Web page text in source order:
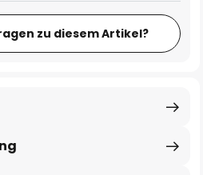
zu diesem Artikel?